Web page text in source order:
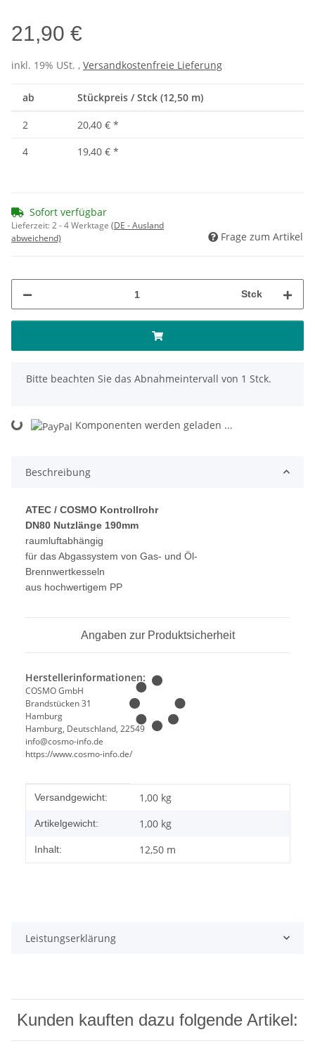
21,90 €
inkl. 19% USt. , Versandkostenfreie Lieferung
ab Stückpreis / Stck (12,50 m)
2 20,40 € *
4
19,40 € *
Sofort verfügbar
Lieferzeit:2 - 4 Werktage (DE - Ausland
abweichend)
Frage zum Artikel
Stck
x
Bitte beachten Sie das Abnahmeintervall von 1 Stck.
Loading... Komponenten werden geladen ...
Beschreibung
ATEC / COSMO Kontrollrohr
DN80 Nutzlänge 190mm
raumluftabhängig
für das Abgassystem von Gas- und Öl-
Brennwertkesseln
aus hochwertigem PP
Angaben zur Produktsicherheit
Herstellerinformationen:
COSMO GmbH
Brandstücken 31
Hamburg
Hamburg, Deutschland, 22549
info@cosmo-info.de
https://www.cosmo-info.de/
Produkteigenschaft
Wert
Versandgewicht: 1,00 kg
Artikelgewicht: 1,00 kg
Inhalt: 12,50 m
Leistungserklärung
Kunden kauften dazu folgende Artikel: